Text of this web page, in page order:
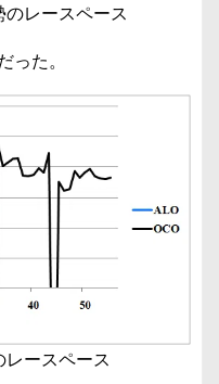
レースペース
た。
ースペース